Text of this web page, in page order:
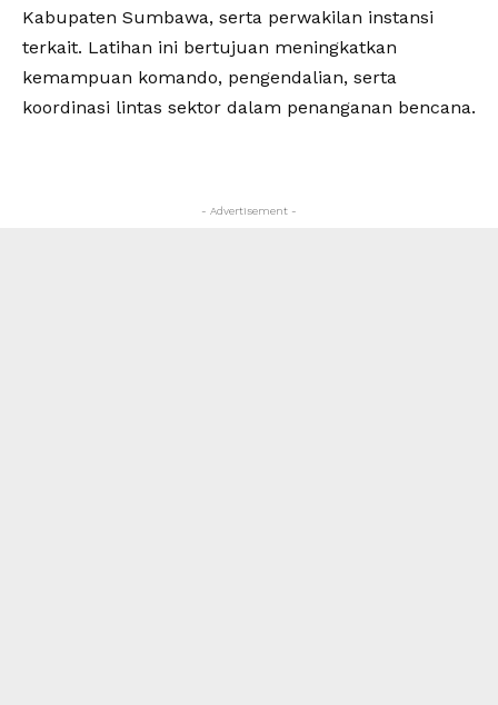
Kabupaten Sumbawa, serta perwakilan instansi
terkait. Latihan ini bertujuan meningkatkan
kemampuan komando, pengendalian, serta
koordinasi lintas sektor dalam penanganan bencana.
- Advertisement -